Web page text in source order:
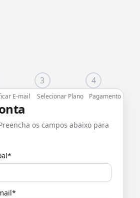
E-mail
3
Selecionar Plano
4
Pagamento
os campos abaixo para